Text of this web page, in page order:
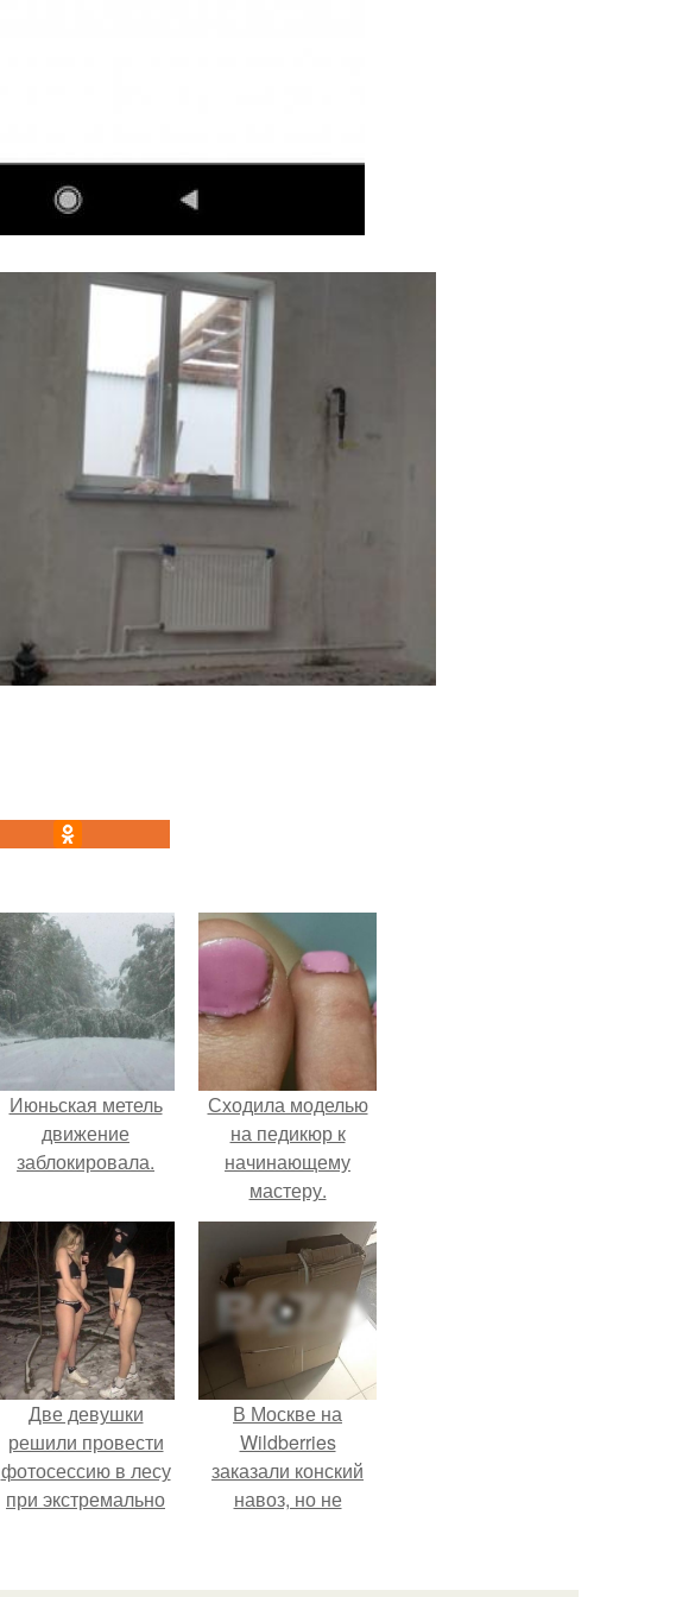
Июньская метель
движение
заблокировала.
Сходила моделью
на педикюр к
начинающему
мастеру.
Две девушки
решили провести
фотосессию в лесу
при экстремально
достигавших - 35
В Москве на
Wildberries
заказали конский
навоз, но не